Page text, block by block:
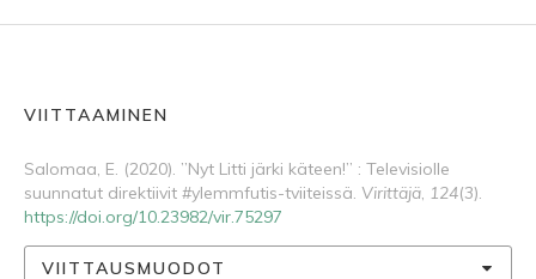
VIITTAAMINEN
Salomaa, E. (2020). ”Nyt Litti järki käteen!” : Televisiolle
suunnatut direktiivit #ylemmfutis-tviiteissä. Virittäjä, 124(3).
https://doi.org/10.23982/vir.75297
VIITTAUSMUODOT